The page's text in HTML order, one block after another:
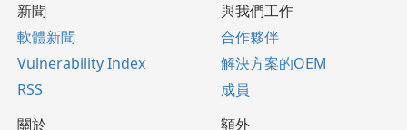
新聞
軟體新聞
Vulnerability Index
RSS
與我們工作
合作夥伴
解決方案的OEM
成員
關於
額外